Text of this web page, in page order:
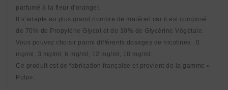
parfumé à la fleur d'oranger.
Il s’adapte au plus grand nombre de matériel car il est composé
de 70% de Propylène Glycol et de 30% de Glycérine Végétale.
Vous pouvez choisir parmi différents dosages de nicotines : 0
mg/ml, 3 mg/ml, 6 mg/ml, 12 mg/ml, 18 mg/ml.
Ce produit est de fabrication française et provient de la gamme «
Pulp».